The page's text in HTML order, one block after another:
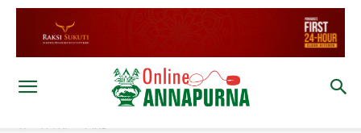
घर विजनेस कर्पोरेट